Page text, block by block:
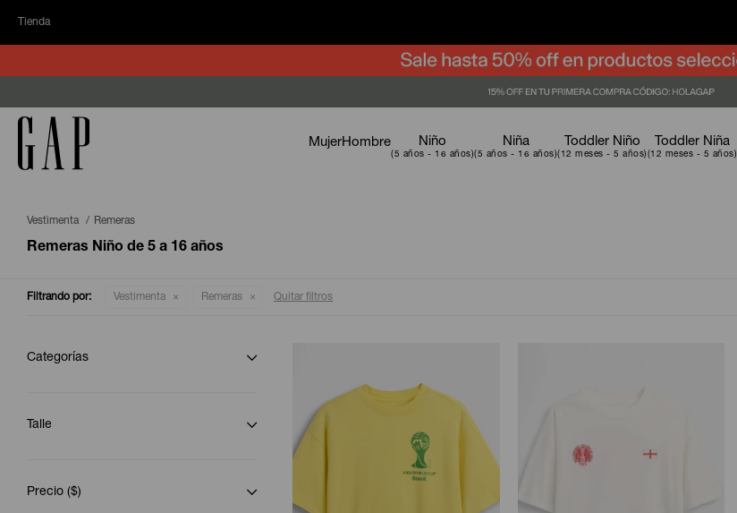
Tienda
MujerHombre Niño Niña Toddler Niño Toddler Niña
Vestimenta Remeras
Remeras Niño de 5 a 16 años
Filtrando por: Vestimenta Remeras Quitar filtros
Categorías
Talle
Precio ($)